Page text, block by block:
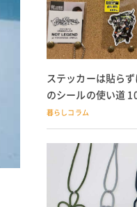
ステッカーは貼ら
のシールの使い道
の飾り方も
暮らしコラム